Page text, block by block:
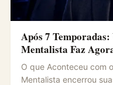
Após 7
Mentalista Faz
O que Aconteceu com
Mentalista encerrou